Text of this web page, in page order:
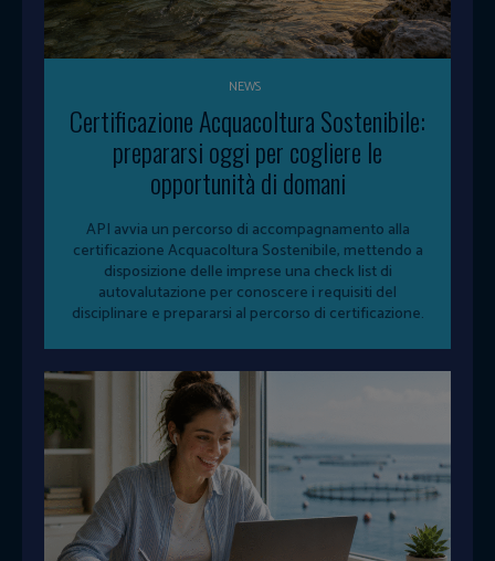
NEWS
Certificazione Acquacoltura Sostenibile:
prepararsi oggi per cogliere le
opportunità di domani
API avvia un percorso di accompagnamento alla
certificazione Acquacoltura Sostenibile, mettendo a
disposizione delle imprese una check list di
autovalutazione per conoscere i requisiti del
disciplinare e prepararsi al percorso di certificazione.